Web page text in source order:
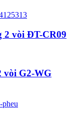
2 vòi ĐT-CR09
vòi G2-WG